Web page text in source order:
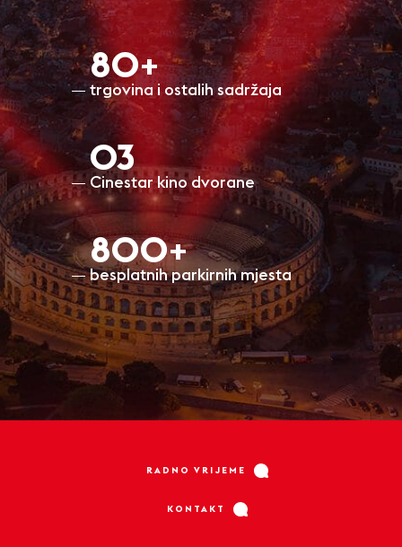
80+
trgovina i ostalih sadržaja
O3
Cinestar kino dvorane
800+
besplatnih parkirnih mjesta
RADNO VRIJEME
KONTAKT